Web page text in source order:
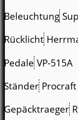
Beleuchtung
Rücklicht
Pedale VP-515A
Ständer
Gepäcktraeger